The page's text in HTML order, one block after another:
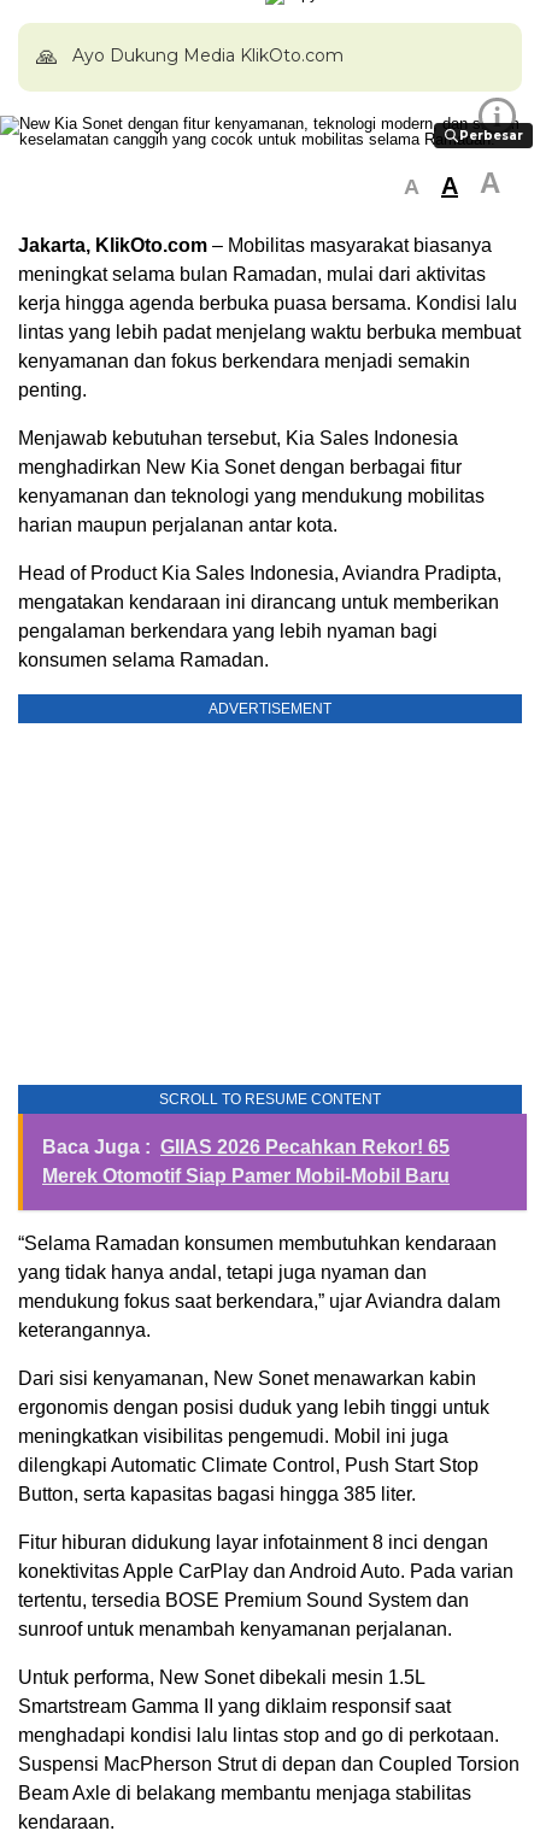
🙏 Ayo Dukung Media KlikOto.com
Perbesar
Perbesar
i
A A A
Jakarta, KlikOto.com – Mobilitas masyarakat biasanya
meningkat selama bulan Ramadan, mulai dari aktivitas
kerja hingga agenda berbuka puasa bersama. Kondisi lalu
lintas yang lebih padat menjelang waktu berbuka membuat
kenyamanan dan fokus berkendara menjadi semakin
penting.
Menjawab kebutuhan tersebut, Kia Sales Indonesia
menghadirkan New Kia Sonet dengan berbagai fitur
kenyamanan dan teknologi yang mendukung mobilitas
harian maupun perjalanan antar kota.
Head of Product Kia Sales Indonesia, Aviandra Pradipta,
mengatakan kendaraan ini dirancang untuk memberikan
pengalaman berkendara yang lebih nyaman bagi
konsumen selama Ramadan.
ADVERTISEMENT
SCROLL TO RESUME CONTENT
Baca Juga : GIIAS 2026 Pecahkan Rekor! 65
Merek Otomotif Siap Pamer Mobil-Mobil Baru
“Selama Ramadan konsumen membutuhkan kendaraan
yang tidak hanya andal, tetapi juga nyaman dan
mendukung fokus saat berkendara,” ujar Aviandra dalam
keterangannya.
Dari sisi kenyamanan, New Sonet menawarkan kabin
ergonomis dengan posisi duduk yang lebih tinggi untuk
meningkatkan visibilitas pengemudi. Mobil ini juga
dilengkapi Automatic Climate Control, Push Start Stop
Button, serta kapasitas bagasi hingga 385 liter.
Fitur hiburan didukung layar infotainment 8 inci dengan
konektivitas Apple CarPlay dan Android Auto. Pada varian
tertentu, tersedia BOSE Premium Sound System dan
sunroof untuk menambah kenyamanan perjalanan.
Untuk performa, New Sonet dibekali mesin 1.5L
Smartstream Gamma II yang diklaim responsif saat
menghadapi kondisi lalu lintas stop and go di perkotaan.
Suspensi MacPherson Strut di depan dan Coupled Torsion
Beam Axle di belakang membantu menjaga stabilitas
kendaraan.